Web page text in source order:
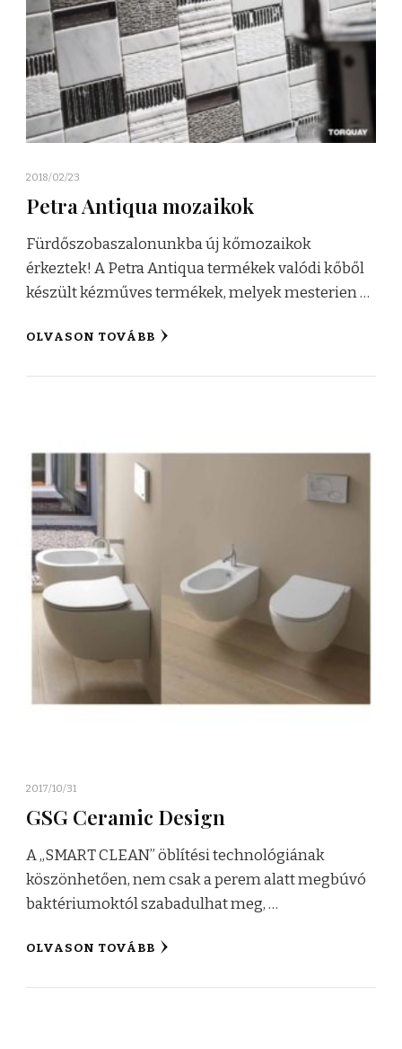
2018/02/23
Petra Antiqua mozaikok
Fürdőszobaszalonunkba új kőmozaikok
érkeztek! A Petra Antiqua termékek valódi kőből
készült kézműves termékek, melyek mesterien …
OLVASON TOVÁBB
2017/10/31
GSG Ceramic Design
A „SMART CLEAN” öblítési technológiának
köszönhetően, nem csak a perem alatt megbúvó
baktériumoktól szabadulhat meg, …
OLVASON TOVÁBB